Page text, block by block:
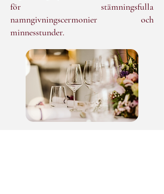
för stämningsfulla
namngivningscermonier och
minnesstunder.